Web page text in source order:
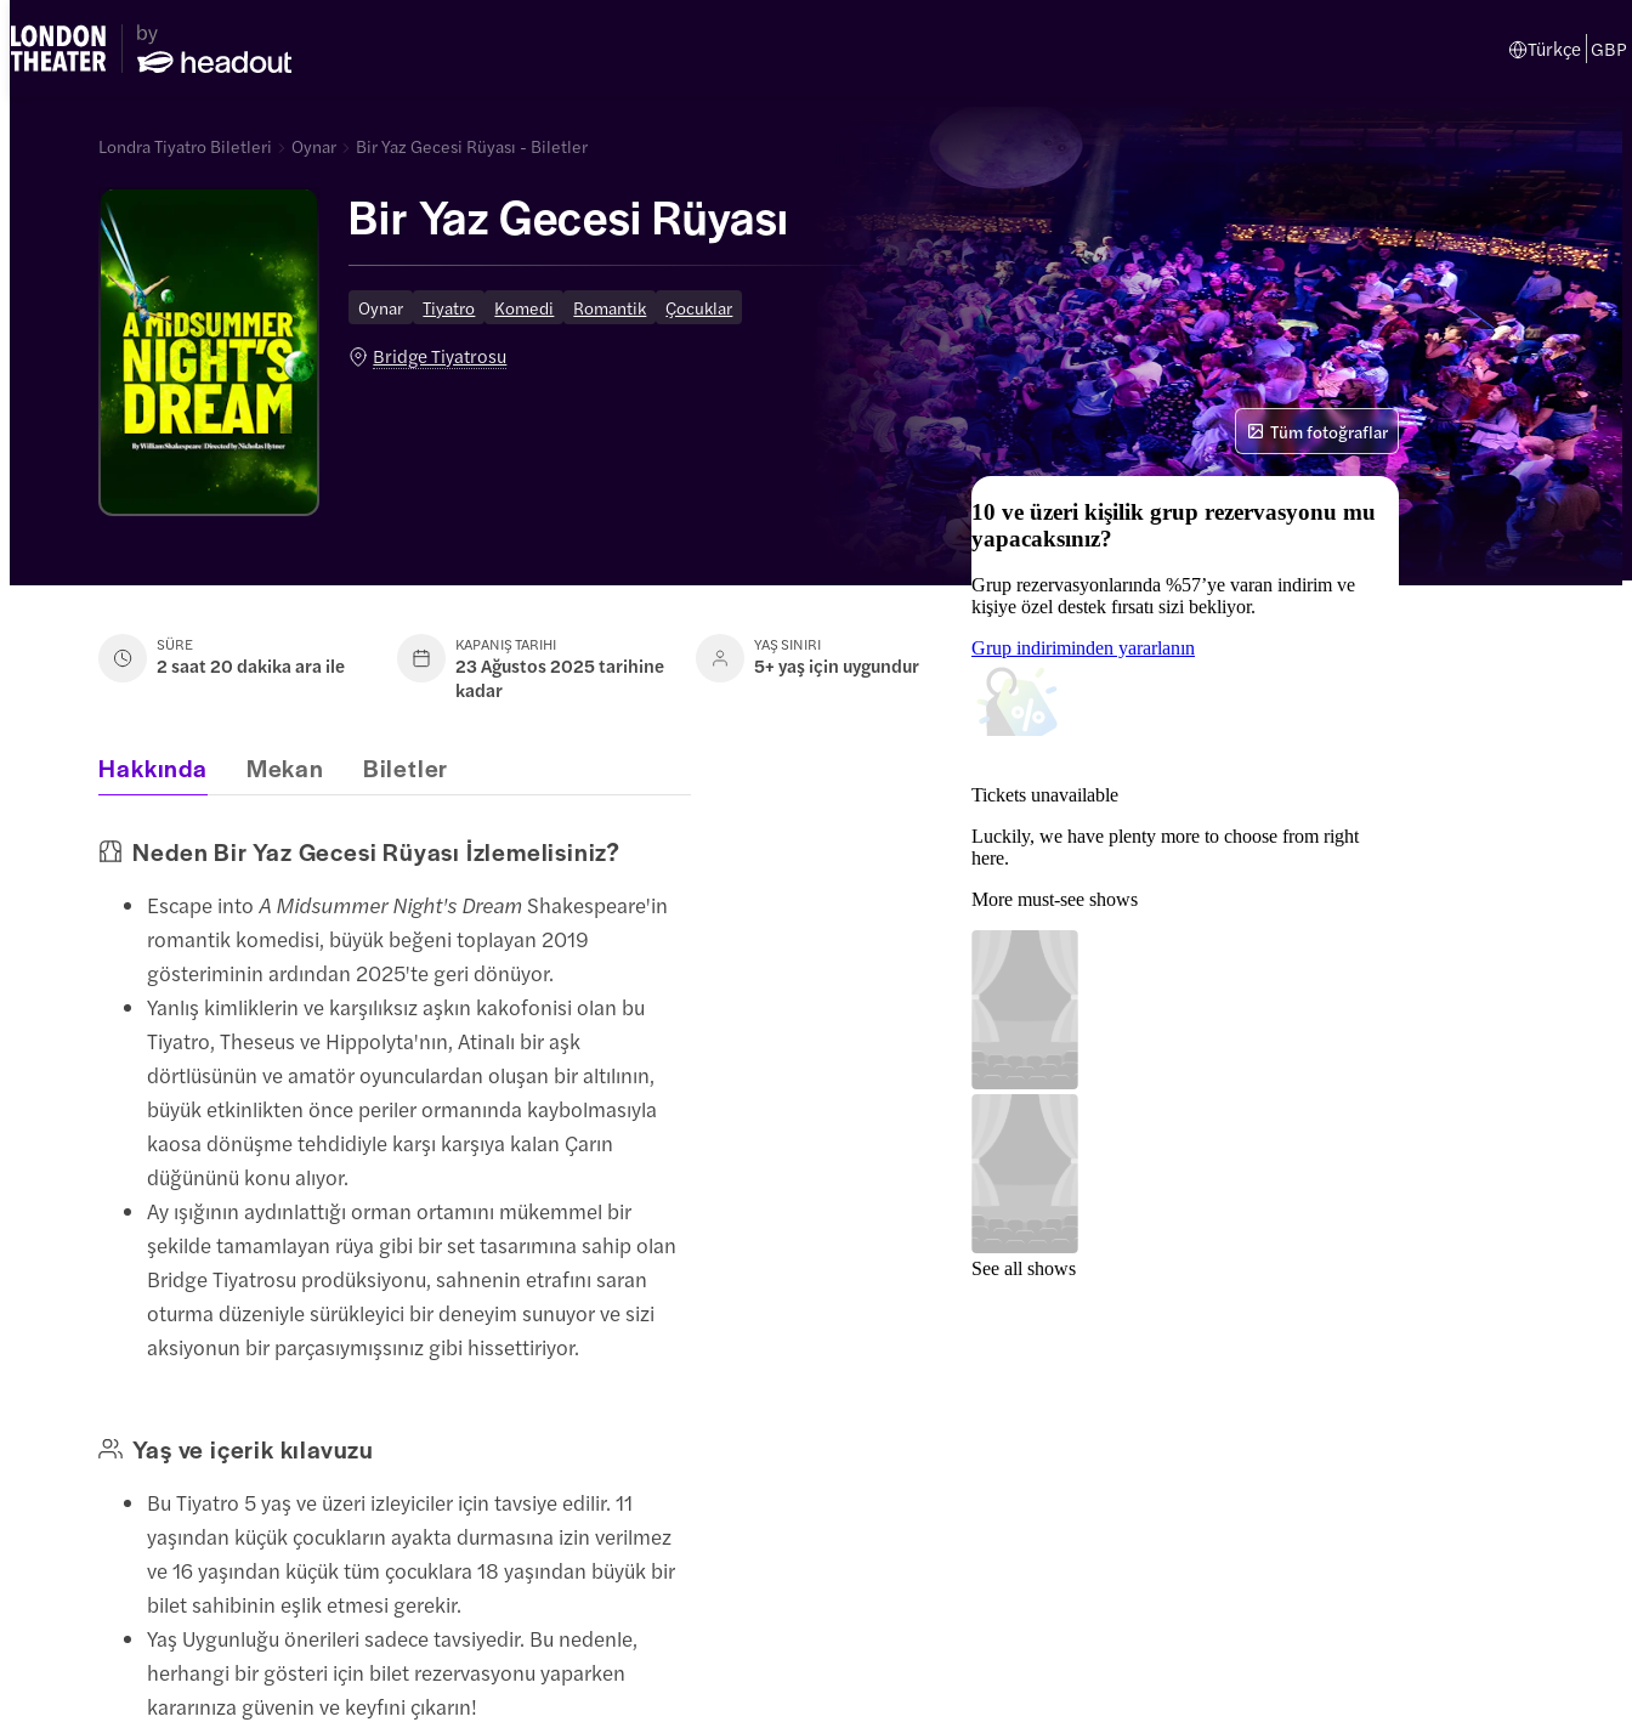
Türkçe GBP
Londra Tiyatro Biletleri Oynar Bir Yaz Gecesi Rüyası - Biletler
Bir Yaz Gecesi Rüyası
Oynar Tiyatro Komedi Romantik Çocuklar
Bridge Tiyatrosu
Tüm fotoğraflar
SÜRE
2 saat 20 dakika ara ile
KAPANIŞ TARIHI
23 Ağustos 2025 tarihine
kadar
YAŞ SINIRI
5+ yaş için uygundur
10 ve üzeri kişilik grup rezervasyonu mu
yapacaksınız?
Grup rezervasyonlarında %57’ye varan indirim ve
kişiye özel destek fırsatı sizi bekliyor.
Grup indiriminden yararlanın
Tickets unavailable
Luckily, we have plenty more to choose from right
here.
More must-see shows
See all shows
Hakkında Mekan Biletler
Neden Bir Yaz Gecesi Rüyası İzlemelisiniz?
Escape intoA Midsummer Night's Dream Shakespeare'in
romantik komedisi, büyük beğeni toplayan 2019
gösteriminin ardından 2025'te geri dönüyor.
Yanlış kimliklerin ve karşılıksız aşkın kakofonisi olan bu
Tiyatro, Theseus ve Hippolyta'nın, Atinalı bir aşk
dörtlüsünün ve amatör oyunculardan oluşan bir altılının,
büyük etkinlikten önce periler ormanında kaybolmasıyla
kaosa dönüşme tehdidiyle karşı karşıya kalan Çarın
düğününü konu alıyor.
Ay ışığının aydınlattığı orman ortamını mükemmel bir
şekilde tamamlayan rüya gibi bir set tasarımına sahip olan
Bridge Tiyatrosu prodüksiyonu, sahnenin etrafını saran
oturma düzeniyle sürükleyici bir deneyim sunuyor ve sizi
aksiyonun bir parçasıymışsınız gibi hissettiriyor.
Yaş ve içerik kılavuzu
Bu Tiyatro 5 yaş ve üzeri izleyiciler için tavsiye edilir. 11
yaşından küçük çocukların ayakta durmasına izin verilmez
ve 16 yaşından küçük tüm çocuklara 18 yaşından büyük bir
bilet sahibinin eşlik etmesi gerekir.
Yaş Uygunluğu önerileri sadece tavsiyedir. Bu nedenle,
herhangi bir gösteri için bilet rezervasyonu yaparken
kararınıza güvenin ve keyfini çıkarın!